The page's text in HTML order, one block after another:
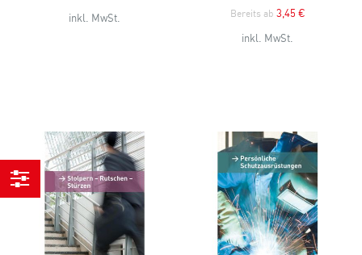
inkl. MwSt.
Bereits ab 3,45 €
inkl. MwSt.
Einkaufen